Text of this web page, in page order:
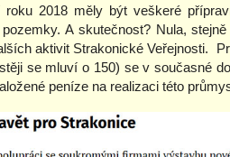
roku 2018 měly být veškeré
A skutečnost? Nula,
aktivit Strakonické Veřejnosti.
se mluví o 150) se v současné
peníze na realizaci této